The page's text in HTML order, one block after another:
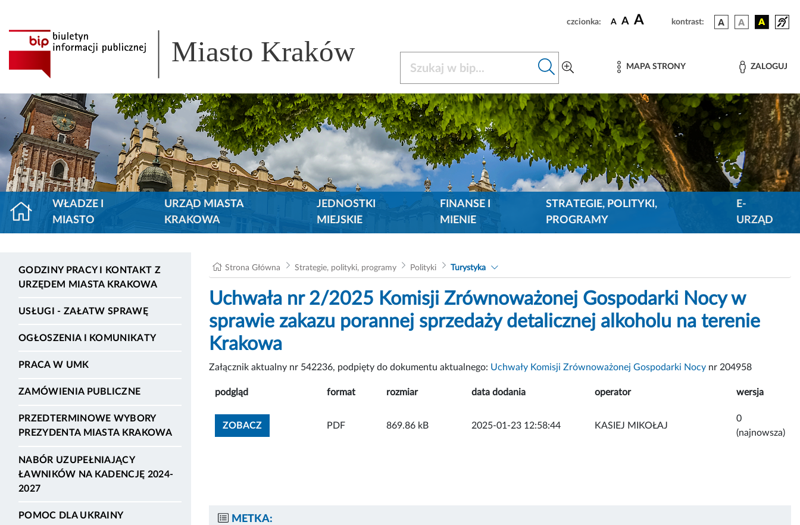
czcionka: A A A kontrast:
Miasto Kraków MAPA STRONY ZALOGUJ
WŁADZE I
MIASTO
URZĄD MIASTA
KRAKOWA
JEDNOSTKI
MIEJSKIE
FINANSE I
MIENIE
STRATEGIE, POLITYKI,
PROGRAMY
E-
URZĄD
GODZINY PRACY I KONTAKT Z
URZĘDEM MIASTA KRAKOWA
USŁUGI - ZAŁATW SPRAWĘ
OGŁOSZENIA I KOMUNIKATY
PRACA W UMK
ZAMÓWIENIA PUBLICZNE
PRZEDTERMINOWE WYBORY
PREZYDENTA MIASTA KRAKOWA
NABÓR UZUPEŁNIAJĄCY
ŁAWNIKÓW NA KADENCJĘ 2024-
2027
POMOC DLA UKRAINY
Strona Główna Strategie, polityki, programy Polityki Turystyka
Uchwała nr 2/2025 Komisji Zrównoważonej Gospodarki Nocy w
sprawie zakazu porannej sprzedaży detalicznej alkoholu na terenie
Krakowa
Załącznik aktualny nr 542236, podpięty do dokumentu aktualnego: Uchwały Komisji Zrównoważonej Gospodarki Nocy nr 204958
podgląd format rozmiar data dodania operator wersja
ZOBACZZOBACZ ZAŁĄCZNIK
PDF 869.86 kB 2025-01-23 12:58:44 KASIEJ MIKOŁAJ
0
(najnowsza)
METKA: